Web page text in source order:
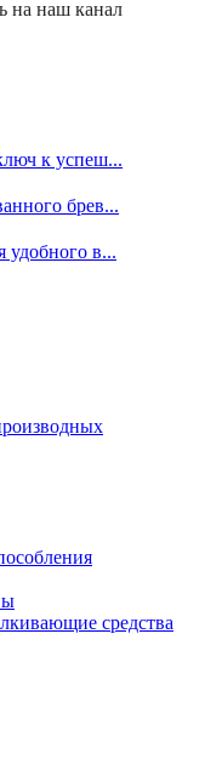
на наш канал
к успеш...
брев...
удобного в...
средства